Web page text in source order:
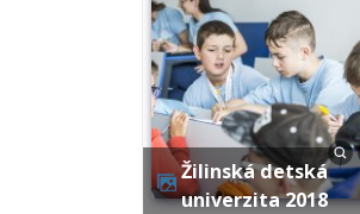
Žilinská detská
univerzita 2018